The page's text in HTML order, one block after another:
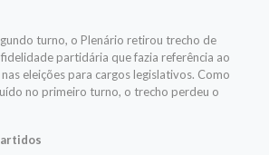
turno, o Plenário retirou trecho de
partidária que fazia referência ao
eleições para cargos legislativos. Como
no primeiro turno, o trecho perdeu o